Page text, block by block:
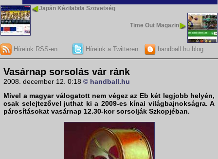
Japán Kézilabda Szövetség
Time Out Magazin
Híreink RSS-en Híreink a Twitteren handball.hu blog
Vasárnap sorsolás vár ránk
2008. december 12. 0:18 © handball.hu
Mivel a magyar válogatottnem végez az Eb két legjobb helyén,
csak selejtezővel juthat ki a 2009-es kínai világbajnokságra. A
párosításokat vasárnap 12.30-kor sorsolják Szkopjéban.